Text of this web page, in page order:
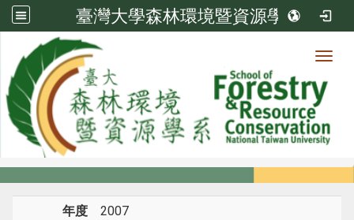
臺灣大學森林環境暨資源學系
系所成員
系所成員
年度 2007